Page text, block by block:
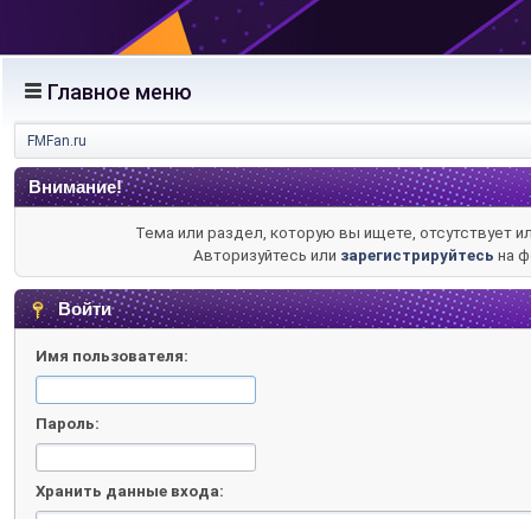
Главное меню
FMFan.ru
Внимание!
Тема или раздел, которую вы ищете, отсутствует
Авторизуйтесь или зарегистрируйтесь на
Войти
Имя пользователя:
Пароль:
Хранить данные входа: